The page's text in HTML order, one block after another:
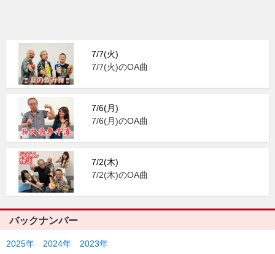
7/7(火)
7/7(火)のOA曲
7/6(月)
7/6(月)のOA曲
7/2(木)
7/2(木)のOA曲
バックナンバー
2025年 2024年 2023年